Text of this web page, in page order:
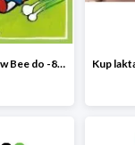
Książkowa obniżka w Bee do -80%